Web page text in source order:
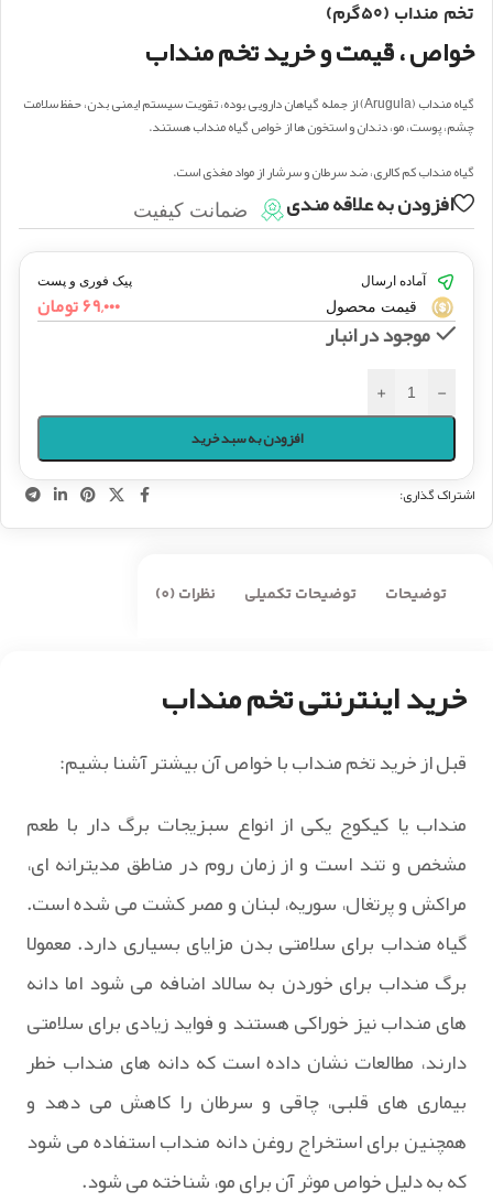
تخم منداب (۵۰گرم)
خواص ، قیمت و خرید تخم منداب
گیاه منداب (Arugula) از جمله گیاهان دارویی بوده، تقویت سیستم ایمنی بدن، حفظ سلامت
چشم، پوست، مو، دندان و استخون ها از خواص گیاه منداب هستند.
گیاه منداب کم کالری، ضد سرطان و سرشار از مواد مغذی است.
افزودن به علاقه مندی ضمانت کیفیت
آماده ارسال پیک فوری و پست
قیمت محصول ۶۹,۰۰۰تومان
موجود در انبار
-
+
افزودن به سبد خرید
اشتراک گذاری:
توضیحات توضیحات تکمیلی نظرات (0)
خرید اینترنتی تخم منداب
قبل از خرید تخم منداب با خواص آن بیشتر آشنا بشیم:
منداب یا کیکوج یکی از انواع سبزیجات برگ دار با طعم
مشخص و تند است و از زمان روم در مناطق مدیترانه ای،
مراکش و پرتغال، سوریه، لبنان و مصر کشت می شده است.
گیاه منداب برای سلامتی بدن مزایای بسیاری دارد. معمولا
برگ منداب برای خوردن به سالاد اضافه می شود اما دانه
های منداب نیز خوراکی هستند و فواید زیادی برای سلامتی
دارند، مطالعات نشان داده است که دانه های منداب خطر
بیماری های قلبی، چاقی و سرطان را کاهش می دهد و
همچنین برای استخراج روغن دانه منداب استفاده می شود
که به دلیل خواص موثر آن برای مو، شناخته می شود.